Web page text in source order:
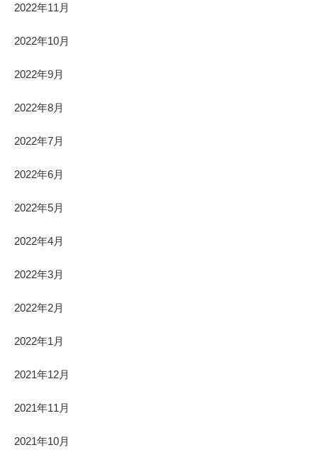
2022年11月
2022年10月
2022年9月
2022年8月
2022年7月
2022年6月
2022年5月
2022年4月
2022年3月
2022年2月
2022年1月
2021年12月
2021年11月
2021年10月